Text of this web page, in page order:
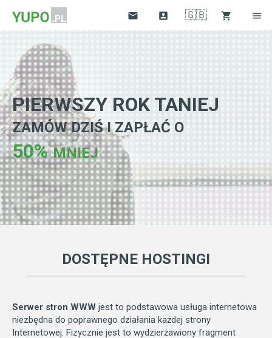
  🇬🇧  
PIERWSZY ROK TANIEJ
ZAMÓW DZIŚ I ZAPŁAĆ O
50%MNIEJ
DOSTĘPNE HOSTINGI
Serwer stron WWW jest to podstawowa usługa internetowa
niezbędna do poprawnego działania każdej strony
Internetowej. Fizycznie jest to wydzierżawiony fragment